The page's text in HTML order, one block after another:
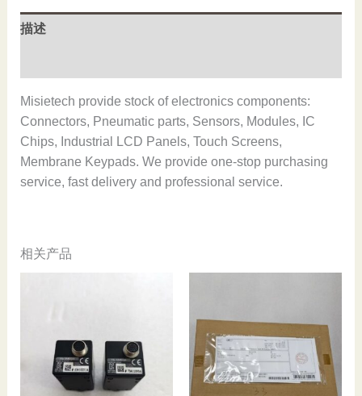
数
描述
Misietech provide stock of electronics components:
Connectors, Pneumatic parts, Sensors, Modules, IC
Chips, Industrial LCD Panels, Touch Screens,
Membrane Keypads. We provide one-stop purchasing
service, fast delivery and professional service.
相关产品